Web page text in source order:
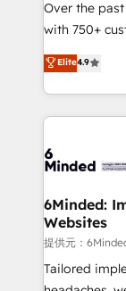
Award: Best
projects •
technology
English,
smarter with
Over the
with 750+
healthcare,
150+
solutions to
Our Expertise 🔹 Onboarding &
tailored to your
from other
downtime. 🔹 RevOps Strategy: Align teams,
processes,
Integrations:
for better adoption. 🔹
Elite4.9
6Minded:
Websites
提供元：
Tailored